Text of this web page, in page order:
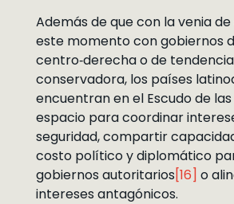
Además de que con la venia
este momento con gobiernos
centro‑derecha o de tendencia
conservadora, los países
encuentran en el Escudo de
espacio para coordinar
seguridad, compartir
costo político y diplomático
gobiernos autoritarios[16] o
intereses antagónicos.